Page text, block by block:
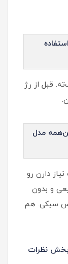
قبل از رژ
مدل
دارن رو
طبیعی و بدون
سبکی. هم
بخش نظرات